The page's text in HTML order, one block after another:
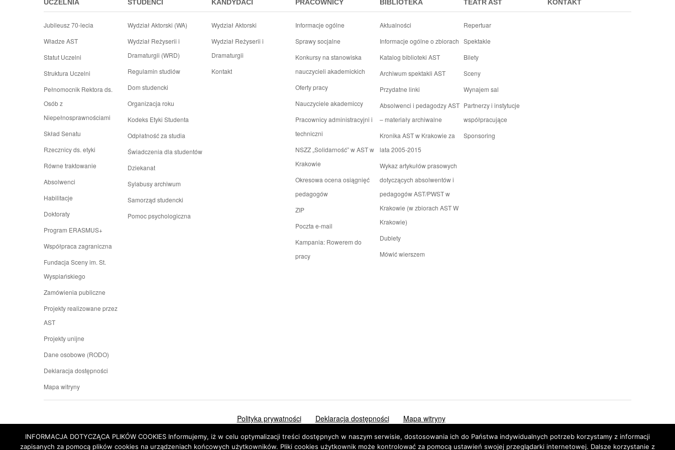
INFORMACJA DOTYCZĄCA PLIKÓW COOKIES Informujemy, iż w celu optymalizacji treści dostępnych w naszym serwisie, dostosowania ich do Państwa indywidualnych potrzeb korzystamy z informacji
zapisanych za pomocą plików cookies na urządzeniach końcowych użytkowników. Pliki cookies użytkownik może kontrolować za pomocą ustawień swojej przeglądarki internetowej. Dalsze korzystanie z
UCZELNIA
Jubileusz 70-lecia
Władze AST
Statut Uczelni
Struktura Uczelni
Pełnomocnik Rektora ds.
Osób z
Niepełnosprawnościami
Skład Senatu
Rzecznicy ds. etyki
Równe traktowanie
Absolwenci
Habilitacje
Doktoraty
Program ERASMUS+
Współpraca zagraniczna
Fundacja Sceny im. St.
Wyspiańskiego
Zamówienia publiczne
Projekty realizowane przez
AST
Projekty unijne
Dane osobowe (RODO)
Deklaracja dostępności
Mapa witryny
STUDENCI
Wydział Aktorski (WA)
Wydział Reżyserii i
Dramaturgii (WRD)
Regulamin studiów
Dom studencki
Organizacja roku
Kodeks Etyki Studenta
Odpłatność za studia
Świadczenia dla studentów
Dziekanat
Sylabusy archiwum
Samorząd studencki
Pomoc psychologiczna
KANDYDACI
Wydział Aktorski
Wydział Reżyserii i
Dramaturgii
Kontakt
PRACOWNICY
Informacje ogólne
Sprawy socjalne
Konkursy na stanowiska
nauczycieli akademickich
Oferty pracy
Nauczyciele akademiccy
Pracownicy administracyjni i
techniczni
NSZZ „Solidarność” w AST w
Krakowie
Okresowa ocena osiągnięć
pedagogów
ZIP
Poczta e-mail
Kampania: Rowerem do
pracy
BIBLIOTEKA
Aktualności
Informacje ogólne o zbiorach
Katalog biblioteki AST
Archiwum spektakli AST
Przydatne linki
Absolwenci i pedagodzy AST
– materiały archiwalne
Kronika AST w Krakowie za
lata 2005-2015
Wykaz artykułów prasowych
dotyczących absolwentów i
pedagogów AST/PWST w
Krakowie (w zbiorach AST W
Krakowie)
Dublety
Mówić wierszem
TEATR AST
Repertuar
Spektakle
Bilety
Sceny
Wynajem sal
Partnerzy i instytucje
współpracujące
Sponsoring
KONTAKT
Polityka prywatności Deklaracja dostępności Mapa witryny